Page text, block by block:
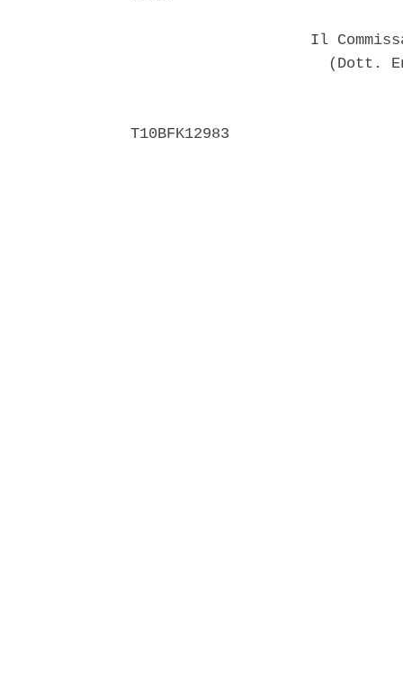
Il
(Dott.